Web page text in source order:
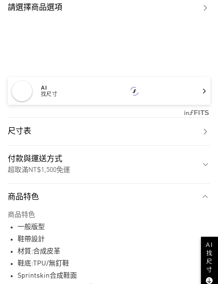
請選擇商品選項
AI
找尺寸
尺寸表
付款與運送方式
超取滿NT$1,500免運
LINE Pay
商品特色
商品特色
一般版型
鞋帶設計
材質:合成皮革
鞋底:TPU/無釘鞋
Sprintskin合成鞋面
AI
找
尺
寸